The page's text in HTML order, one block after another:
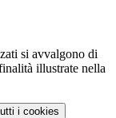
si avvalgono di
illustrate nella
i cookies